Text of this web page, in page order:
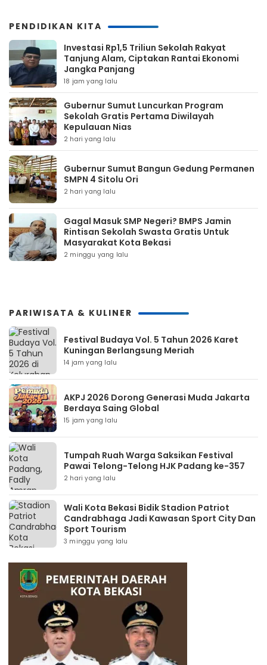
PENDIDIKAN KITA
Investasi Rp1,5 Triliun Sekolah Rakyat
Tanjung Alam, Ciptakan Rantai Ekonomi
Jangka Panjang
18 jam yang lalu
Gubernur Sumut Luncurkan Program
Sekolah Gratis Pertama Diwilayah
Kepulauan Nias
2 hari yang lalu
Gubernur Sumut Bangun Gedung Permanen
SMPN 4 Sitolu Ori
2 hari yang lalu
Gagal Masuk SMP Negeri? BMPS Jamin
Rintisan Sekolah Swasta Gratis Untuk
Masyarakat Kota Bekasi
2 minggu yang lalu
PARIWISATA & KULINER
Festival Budaya Vol. 5 Tahun 2026 Karet
Kuningan Berlangsung Meriah
14 jam yang lalu
AKPJ 2026 Dorong Generasi Muda Jakarta
Berdaya Saing Global
15 jam yang lalu
Tumpah Ruah Warga Saksikan Festival
Pawai Telong-Telong HJK Padang ke-357
2 hari yang lalu
Wali Kota Bekasi Bidik Stadion Patriot
Candrabhaga Jadi Kawasan Sport City Dan
Sport Tourism
3 minggu yang lalu